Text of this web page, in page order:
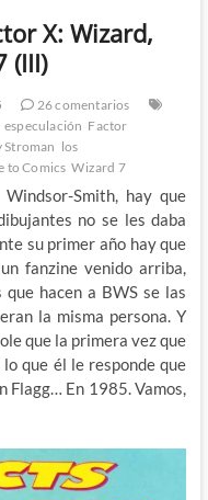
X: Wizard,
(III)
26 comentarios
especulación Factor
Stroman los
to Comics Wizard 7
Smith, hay que
no se les daba
su primer año hay que
fanzine venido arriba,
hacen a BWS se las
la misma persona. Y
que la primera vez que
que él le responde que
Flagg… En 1985. Vamos,